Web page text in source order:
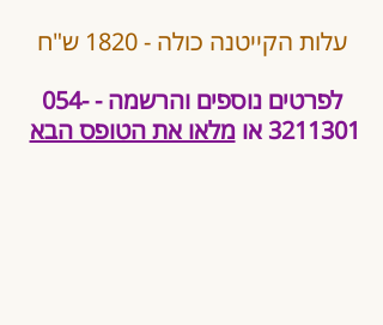
עלות הקייטנה כולה - 1820 ש"ח
לפרטים נוספים והרשמה - 054-
3211301 או
מלאו את הטופס הבא